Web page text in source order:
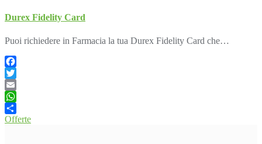
Durex Fidelity Card
Puoi richiedere in Farmacia la tua Durex Fidelity Card che…
Facebook
Twitter
Email
WhatsApp
Condividi
Offerte